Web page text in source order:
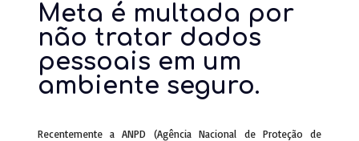
Meta é multada por
não tratar dados
pessoais em um
ambiente seguro.
Recentemente a ANPD (Agência Nacional de Proteção de